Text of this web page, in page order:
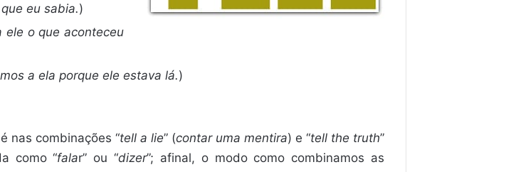
eu sabia.)
ele o que aconteceu
a ela porque ele estava lá.)
é nas combinações “tell a lie” (contar uma mentira) e “tell the truth”
como “falar” ou “dizer”; afinal, o modo como combinamos as